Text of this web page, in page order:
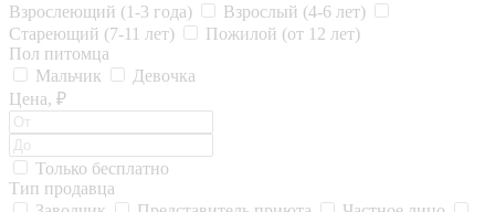
Взрослеющий (1-3 года)
Взрослый (4-6 лет)
Стареющий (7-11 лет)
Пожилой (от 12 лет)
Пол питомца
Мальчик
Девочка
Цена, ₽
Только бесплатно
Тип продавца